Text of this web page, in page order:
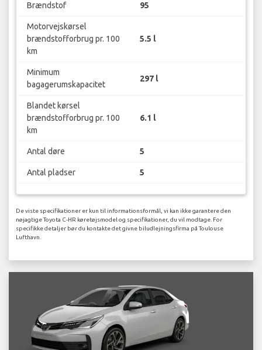
Brændstof 95
Motorvejskørsel
brændstofforbrug pr. 100
km
5.5 l
Minimum
bagagerumskapacitet
297 l
Blandet kørsel
brændstofforbrug pr. 100
km
6.1 l
Antal døre 5
Antal pladser 5
De viste specifikationer er kun til informationsformål, vi kan ikke garantere den
nøjagtige Toyota C-HR køretøjsmodel og specifikationer, du vil modtage. For
specifikke detaljer bør du kontakte det givne biludlejningsfirma på Toulouse
Lufthavn.